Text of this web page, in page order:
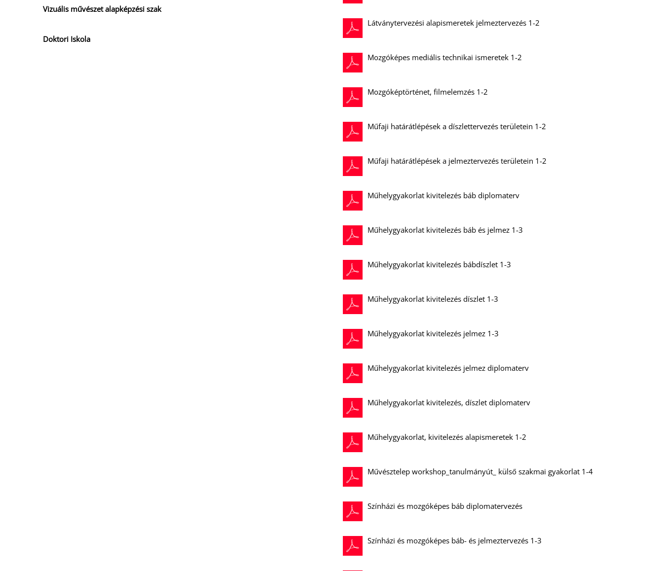
Vizuális művészet alapképzési szak
Doktori Iskola
Látványtervezési alapismeretek jelmeztervezés 1-2
Mozgóképes mediális technikai ismeretek 1-2
Mozgóképtörténet, filmelemzés 1-2
Műfaji határátlépések a díszlettervezés területein 1-2
Műfaji határátlépések a jelmeztervezés területein 1-2
Műhelygyakorlat kivitelezés báb diplomaterv
Műhelygyakorlat kivitelezés báb és jelmez 1-3
Műhelygyakorlat kivitelezés bábdíszlet 1-3
Műhelygyakorlat kivitelezés díszlet 1-3
Műhelygyakorlat kivitelezés jelmez 1-3
Műhelygyakorlat kivitelezés jelmez diplomaterv
Műhelygyakorlat kivitelezés, díszlet diplomaterv
Műhelygyakorlat, kivitelezés alapismeretek 1-2
Művésztelep workshop_tanulmányút_ külső szakmai gyakorlat 1-4
Színházi és mozgóképes báb diplomatervezés
Színházi és mozgóképes báb- és jelmeztervezés 1-3